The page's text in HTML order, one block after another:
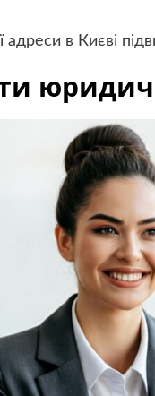
адреси в Києві